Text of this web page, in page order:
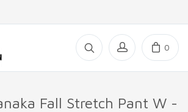
0
Fall Stretch Pant W -